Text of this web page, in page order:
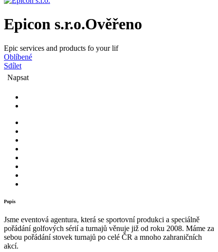
Epicon s.r.o.Ověřeno
Epic services and products fo your lif
Oblíbené
Sdílet
Napsat
Popis
Jsme eventová agentura, která se sportovní produkci a speciálně
pořádání golfových sérií a turnajů věnuje již od roku 2008. Máme za
sebou pořádání stovek turnajů po celé ČR a mnoho zahraničních
akcí.